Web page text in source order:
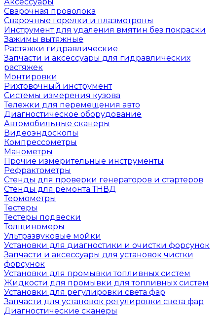
Сварочная проволока
Сварочные горелки и плазмотроны
Инструмент для удаления вмятин без покраски
Зажимы вытяжные
Растяжки гидравлические
Запчасти и аксессуары для гидравлических
растяжек
Монтировки
Рихтовочный инструмент
Системы измерения кузова
Тележки для перемещения авто
Диагностическое оборудование
Автомобильные сканеры
Видеоэндоскопы
Компрессометры
Манометры
Прочие измерительные инструменты
Рефрактометры
Стенды для проверки генераторов и стартеров
Стенды для ремонта ТНВД
Термометры
Тестеры
Тестеры подвески
Толщиномеры
Ультразвуковые мойки
Установки для диагностики и очистки форсунок
Запчасти и аксессуары для установок чистки
форсунок
Установки для промывки топливных систем
Жидкости для промывки для топливных систем
Установки для регулировки света фар
Запчасти для установок регулировки света фар
Диагностические сканеры